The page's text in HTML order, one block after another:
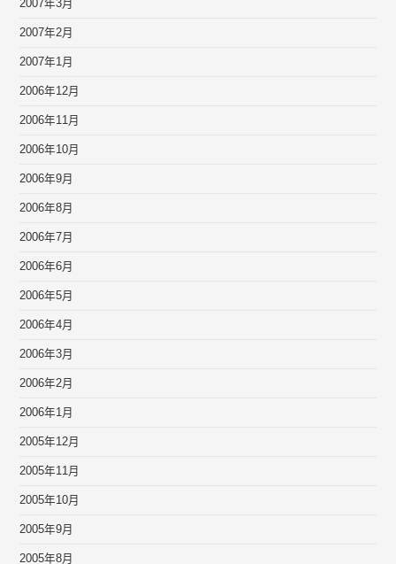
2007年3月
2007年2月
2007年1月
2006年12月
2006年11月
2006年10月
2006年9月
2006年8月
2006年7月
2006年6月
2006年5月
2006年4月
2006年3月
2006年2月
2006年1月
2005年12月
2005年11月
2005年10月
2005年9月
2005年8月